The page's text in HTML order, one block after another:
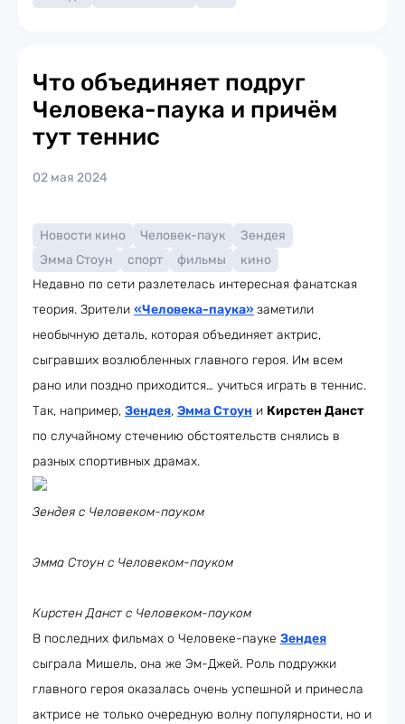
Что объединяет подруг
Человека-паука и причём
тут теннис
02 мая 2024
Новости кино Человек-паук
Зендея
Эмма Стоун
спорт фильмы
кино
Недавно по сети разлетелась интересная фанатская
теория. Зрители «Человека-паука»заметили
необычную деталь, которая объединяет актрис,
сыгравших возлюбленных главного героя. Им всем
рано или поздно приходится… учиться играть в теннис.
Так, например, Зендея, Эмма Стоун и Кирстен Данст
по случайному стечению обстоятельств снялись в
разных спортивных драмах.
Зендея с Человеком-пауком
Эмма Стоун с Человеком-пауком
Кирстен Данст с Человеком-пауком
В последних фильмах о Человеке-пауке Зендея
сыграла Мишель, она же Эм-Джей. Роль подружки
главного героя оказалась очень успешной и принесла
актрисе не только очередную волну популярности, но и